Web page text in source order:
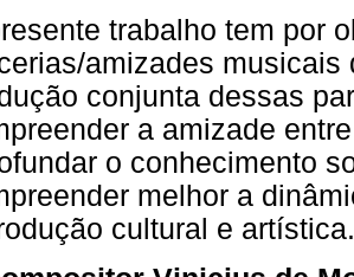
trabalho tem por
amizades
conjunta dessas
a amizade
o conhecimento
melhor a
cultural e artística.